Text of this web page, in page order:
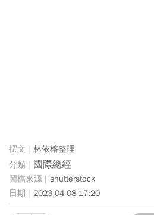
林依榕整理
國際總經
shutterstock
2023-04-08 17:20